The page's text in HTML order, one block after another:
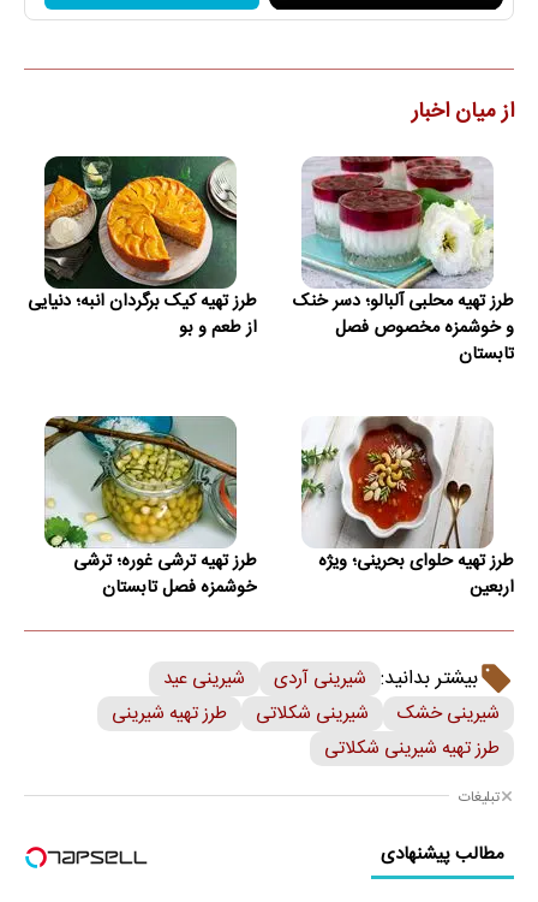
از میان اخبار
طرز تهیه محلبی آلبالو؛ دسر خنک
و خوشمزه مخصوص فصل
تابستان
طرز تهیه کیک برگردان انبه؛ دنیایی
از طعم و بو
طرز تهیه حلوای بحرینی؛ ویژه
اربعین
طرز تهیه ترشی غوره؛ ترشی
خوشمزه فصل تابستان
بیشتر بدانید: شیرینی آردی
شیرینی عید
شیرینی خشک
شیرینی شکلاتی
طرز تهیه شیرینی
طرز تهیه شیرینی شکلاتی
تبلیغات
مطالب پیشنهادی